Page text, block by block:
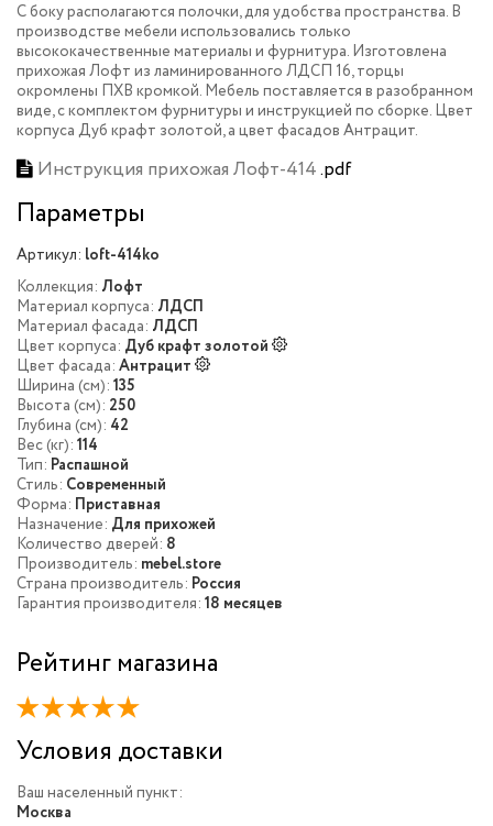
С боку располагаются полочки, для удобства пространства. В
производстве мебели использовались только
высококачественные материалы и фурнитура. Изготовлена
прихожая Лофт из ламинированного ЛДСП 16, торцы
окромлены ПХВ кромкой. Мебель поставляется в разобранном
виде, с комплектом фурнитуры и инструкцией по сборке. Цвет
корпуса Дуб крафт золотой, а цвет фасадов Антрацит.
Инструкция прихожая Лофт-414.pdf
Параметры
Артикул: loft-414ko
Коллекция: Лофт
Материал корпуса: ЛДСП
Материал фасада: ЛДСП
Цвет корпуса: Дуб крафт золотой
Цвет фасада: Антрацит
Ширина (см): 135
Высота (см): 250
Глубина (см): 42
Вес (кг): 114
Тип: Распашной
Стиль: Современный
Форма: Приставная
Назначение: Для прихожей
Количество дверей: 8
Производитель: mebel.store
Страна производитель: Россия
Гарантия производителя: 18 месяцев
Рейтинг магазина
Условия доставки
Ваш населенный пункт:
Москва